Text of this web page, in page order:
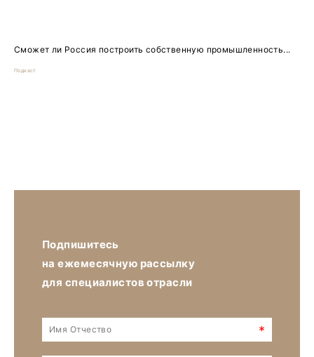
Сможет ли Россия построить собственную промышленность...
Подкаст
Подпишитесь
на ежемесячную рассылку
для специалистов отрасли
*